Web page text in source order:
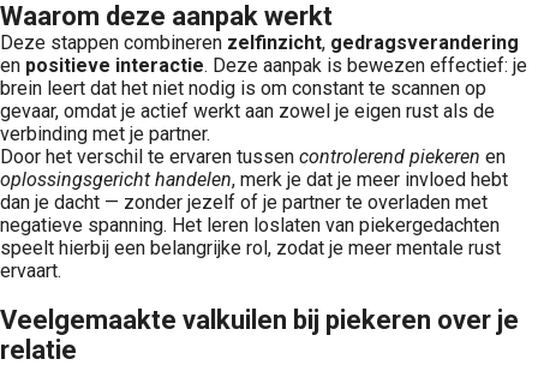
Waarom deze aanpak werkt
Deze stappen combineren zelfinzicht, gedragsverandering
en positieve interactie. Deze aanpak is bewezen effectief: je
brein leert dat het niet nodig is om constant te scannen op
gevaar, omdat je actief werkt aan zowel je eigen rust als de
verbinding met je partner.
Door het verschil te ervaren tussen controlerend piekeren en
oplossingsgericht handelen, merk je dat je meer invloed hebt
dan je dacht — zonder jezelf of je partner te overladen met
negatieve spanning. Het leren loslaten van piekergedachten
speelt hierbij een belangrijke rol, zodat je meer mentale rust
ervaart.
Veelgemaakte valkuilen bij piekeren over je
relatie